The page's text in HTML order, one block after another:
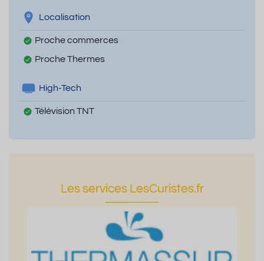
Localisation
Proche commerces
Proche Thermes
High-Tech
Télévision TNT
Les services LesCuristes.fr